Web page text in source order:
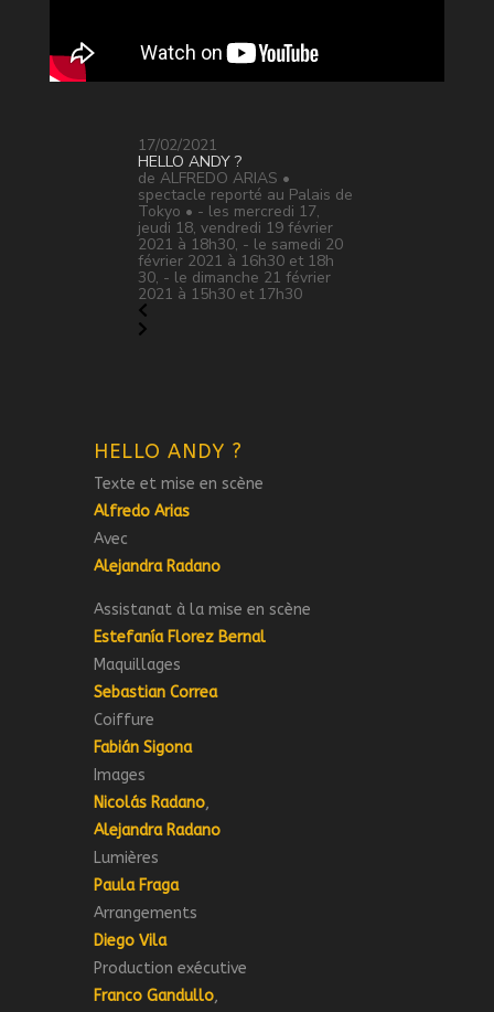
17/02/2021
HELLO ANDY ?
de ALFREDO ARIAS •
spectacle reporté au Palais de
Tokyo • - les mercredi 17,
jeudi 18, vendredi 19 février
2021 à 18h30, - le samedi 20
février 2021 à 16h30 et 18h
30, - le dimanche 21 février
2021 à 15h30 et 17h30
HELLO ANDY ?
Texte et mise en scène
Alfredo Arias
Avec
Alejandra Radano
Assistanat à la mise en scène
Estefanía Florez Bernal
Maquillages
Sebastian Correa
Coiffure
Fabián Sigona
Images
Nicolás Radano,
Alejandra Radano
Lumières
Paula Fraga
Arrangements
Diego Vila
Production exécutive
Franco Gandullo,